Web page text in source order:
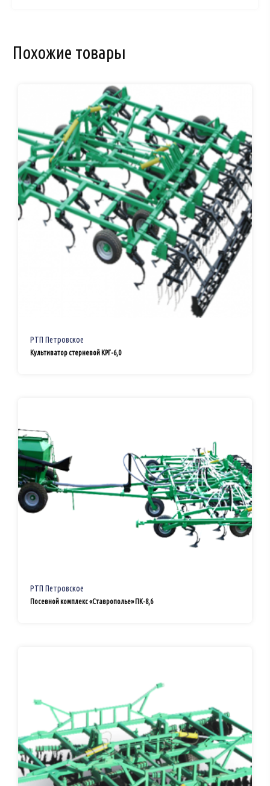
Похожие товары
РТП Петровское
Культиватор стерневой КРГ-6,0
РТП Петровское
Посевной комплекс «Ставрополье» ПК-8,6